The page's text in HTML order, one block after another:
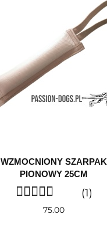
WZMOCNIONY SZARPAK
PIONOWY 25CM
(1)
75.00